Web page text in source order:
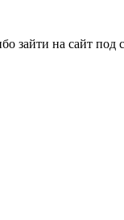
зайти на сайт под